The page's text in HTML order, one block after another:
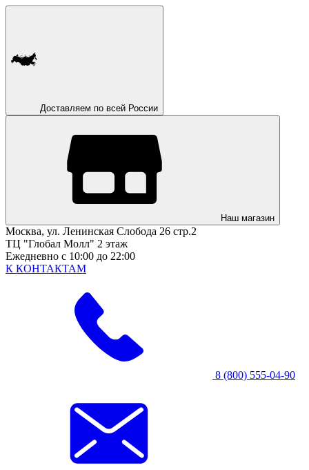
Доставляем по всей России
Наш магазин
Москва, ул. Ленинская Слобода 26 стр.2
ТЦ "Глобал Молл" 2 этаж
Ежедневно с 10:00 до 22:00
К КОНТАКТАМ
8 (800) 555-04-90